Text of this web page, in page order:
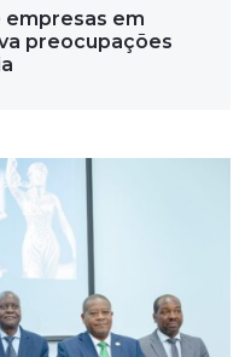
empresas em
preocupações